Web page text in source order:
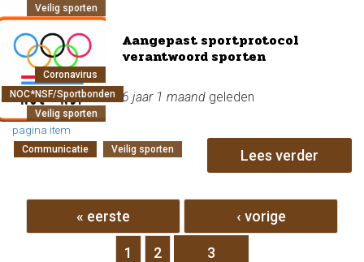
Veilig sporten
Coronavirus
NOC*NSF/Sportbonden
Veilig sporten
Aangepast sportprotocol
verantwoord sporten
6 jaar 1 maand geleden
pagina item
Communicatie Veilig sporten Lees verder
Pagina's
« eerste ‹ vorige
1 2 3